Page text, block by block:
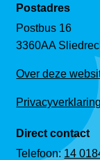
Postadres
Postbus 16
3360AA
Over deze
Privacyverklaring
Direct contact
Telefoon:14